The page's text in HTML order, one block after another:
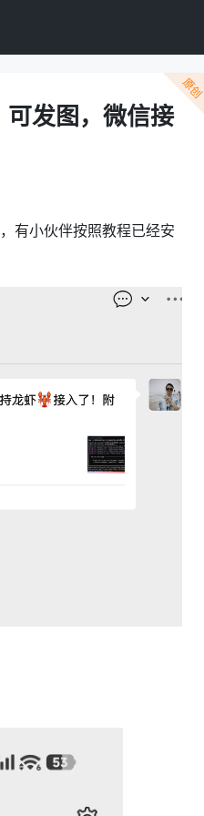
原创
发图，微信接
有小伙伴按照教程已经安